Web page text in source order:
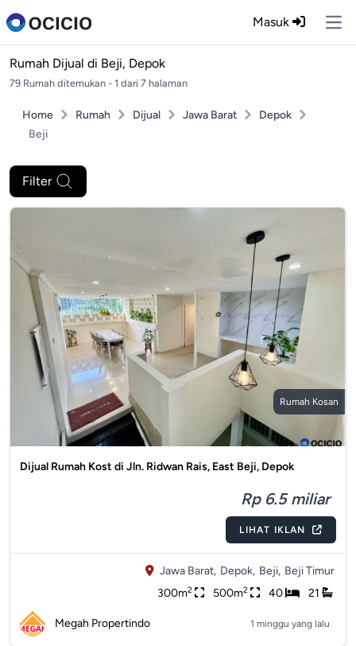
Masuk
Rumah Dijual di Beji, Depok
79 Rumah ditemukan - 1 dari 7 halaman
Home Rumah Dijual Jawa Barat
Depok
Beji
Filter
Rumah Kosan
Dijual Rumah Kost di Jln. Ridwan Rais, East Beji, Depok
Rp 6.5 miliar
LIHAT IKLAN
Jawa Barat, Depok, Beji, Beji Timur
300m2 500m2 40 21
Megah Propertindo 1 minggu yang lalu